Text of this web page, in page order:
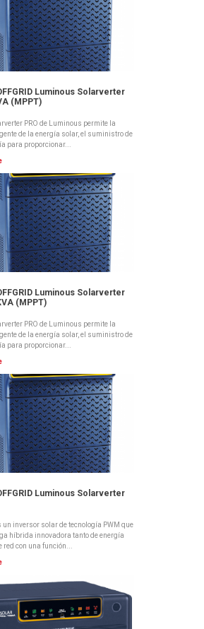
Luminous Solarverter
(MPPT)
PRO de Luminous permite la
de la energía solar, el suministro de
para proporcionar...
Luminous Solarverter
(MPPT)
PRO de Luminous permite la
de la energía solar, el suministro de
para proporcionar...
Luminous Solarverter
un inversor solar de tecnología PWM que
híbrida innovadora tanto de energía
red con una función...